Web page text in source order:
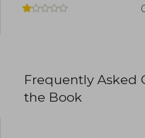
Frequently Asked
the Book